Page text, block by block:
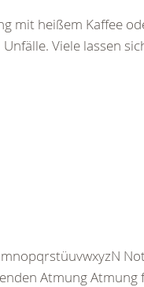
mit heißem Kaffee
Viele lassen
Atmung Atmung